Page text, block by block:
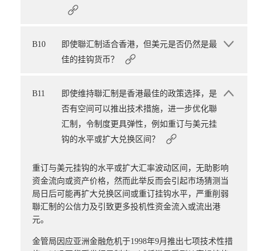
B10
即使聯汇制适合香港，但美元是否仍然是最
佳的挂钩货币？
B11
即使维持聯汇制是香港最佳的政策选择，是
否有空间可以推出技术措施，进一步优化聯
汇制，令制度更具弹性，例如重订与美元挂
钩的水平或扩大兑换区间？
重订与美元挂钩的水平或扩大汇率波动区间，无助影响
资金流向或资产价格，然而此举反而会引起市场猜测当
局日后可能再扩大兑换区间或重订挂钩水平，严重削弱
聯汇制的公信力及引致更多投机性资金流入或流出港
元。
金管局因应亚洲金融危机于1998年9月推出七项技术性措